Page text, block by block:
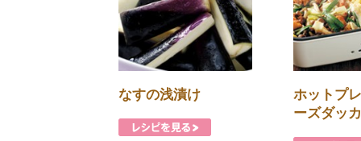
なすの浅漬け
ホットプ
ーズダッ